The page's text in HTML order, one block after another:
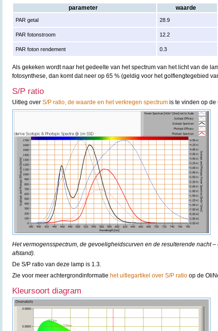
parameter waarde
PAR getal 28.9
PAR fotonstroom 12.2
PAR foton rendement 0.3
Als gekeken wordt naar het gedeelte van het spectrum van het licht van de
fotosynthese, dan komt dat neer op 65 % (geldig voor het golflengtegebied
S/P ratio
Uitleg over S/P ratio, de waarde en het verkregen spectrum is te vinden op de
Het vermogensspectrum, de gevoeligheidscurven en de resulterende nacht
afstand).
De S/P ratio van deze lamp is 1.3.
Zie voor meer achtergrondinformatie het uitlegartikel over S/P ratio op de
Kleursoort diagram